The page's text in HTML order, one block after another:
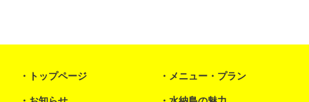
トップページ メニュー・プラン